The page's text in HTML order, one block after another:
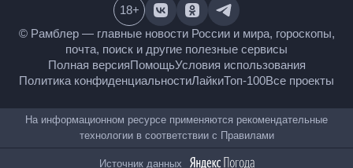
© Рамблер — главные новости России и мира,
гороскопы, почта, поиск и другие полезные сервисы
Полная версияПомощьУсловия использования
Политика конфиденциальностиЛайкиТоп-100
18+
На информационном ресурсе применяются
рекомендательные технологии в соответствии сПравилами